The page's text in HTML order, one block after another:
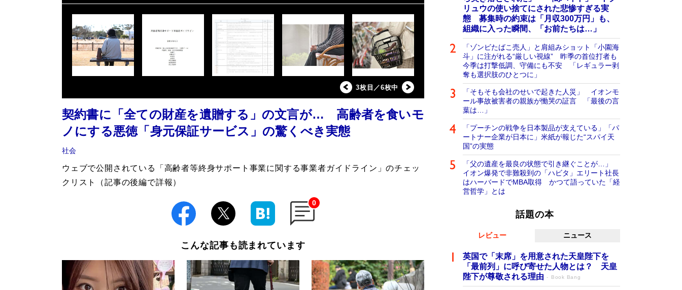
3枚目／6枚中
契約書に「全ての財産を遺贈する」の文言が… 高齢者を食いモ
ノにする悪徳「身元保証サービス」の驚くべき実態
社会
ウェブで公開されている「高齢者等終身サポート事業に関する事業者ガイドライン」のチェッ
クリスト（記事の後編で詳報）
0
こんな記事も読まれています
リュウの使い捨てにされた悲惨すぎる実
態 募集時の約束は「月収300万円」も、
組織に入った瞬間、「お前たちは…」
「ゾンビたばこ売人」と肩組みショット「小園海
斗」に注がれる“厳しい視線” 昨季の首位打者も
今季は打撃低調、守備にも不安 「レギュラー剥
奪も選択肢のひとつに」
「そもそも会社のせいで起きた人災」 イオンモ
ール事故被害者の親族が慟哭の証言 「最後の言
葉は…」
「プーチンの戦争を日本製品が支えている」「パ
ートナー企業が日本に」米紙が報じた“スパイ天
国”の実態
「父の遺産を最良の状態で引き継ぐことが…」
イオン爆発で非難殺到の「ハビタ」エリート社長
はハーバードでMBA取得 かつて語っていた「経
営哲学」とは
話題の本
レビュー ニュース
英国で「末席」を用意された天皇陛下を
「最前列」に呼び寄せた人物とは？ 天皇
陛下が尊敬される理由
Book Bang